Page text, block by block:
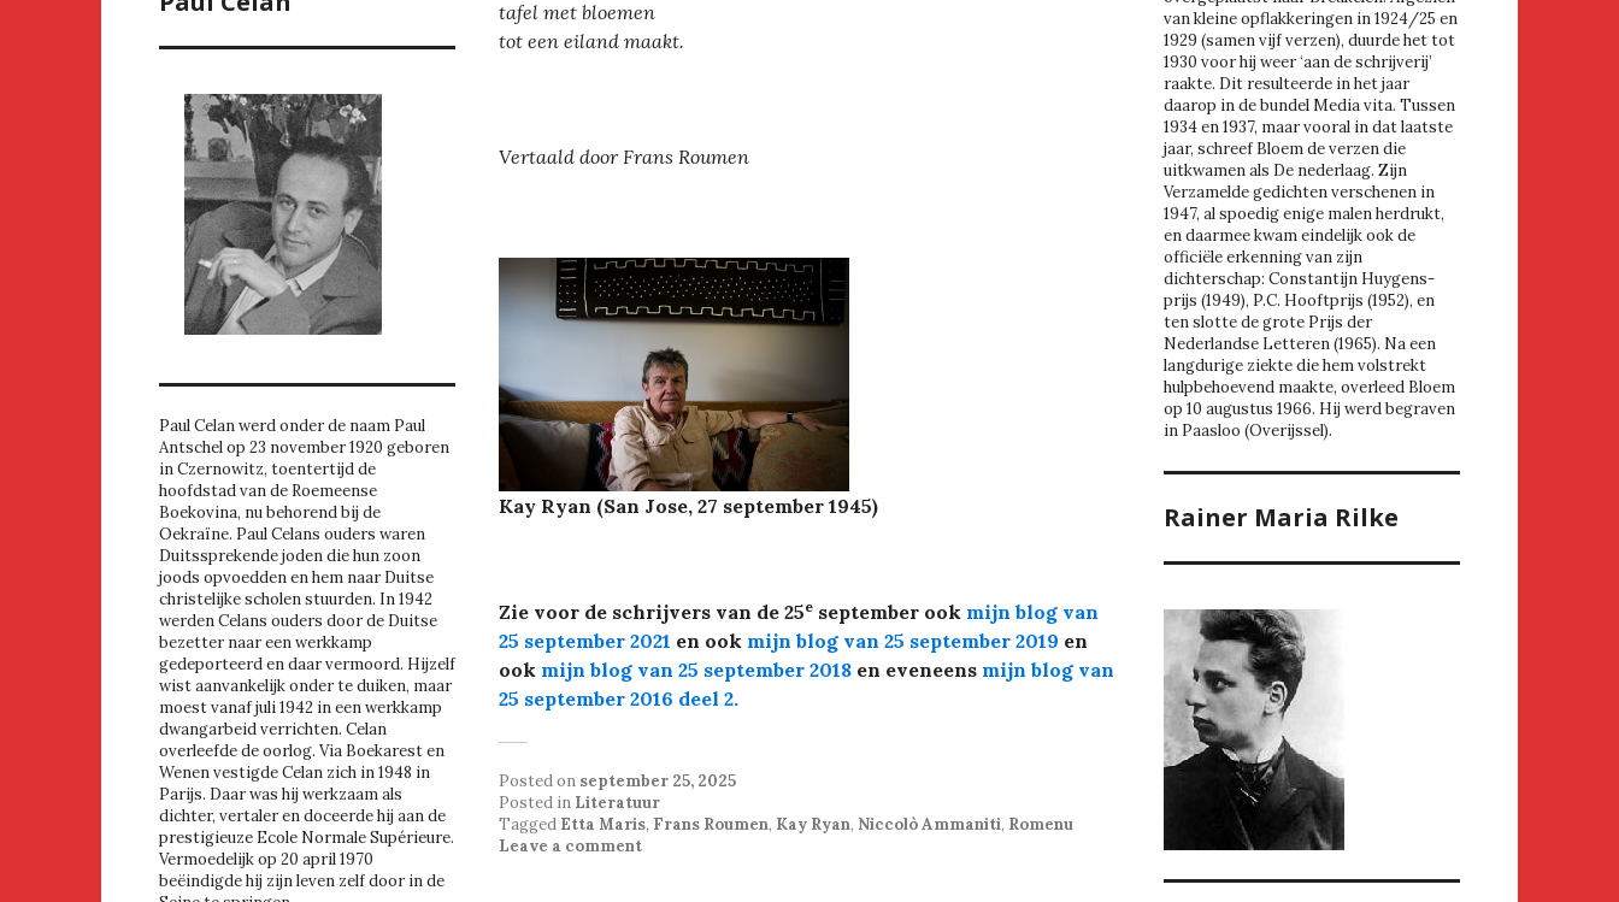
tafel met bloemen
tot een eiland maakt.
Vertaald door Frans Roumen
Kay Ryan (San Jose, 27 september 1945)
Zie voor de schrijvers van de 25e september ook mijn blog van
25 september 2021 en ook mijn blog van 25 september 2019 en
ook mijn blog van 25 september 2018 en eveneens mijn blog van
25 september 2016 deel 2.
Posted on september 25, 2025
Posted in Literatuur
Tagged Etta Maris, Frans Roumen, Kay Ryan, Niccolò Ammaniti, Romenu
Leave a comment
Paul Celan werd onder de naam Paul
Antschel op 23 november 1920 geboren
in Czernowitz, toentertijd de
hoofdstad van de Roemeense
Boekovina, nu behorend bij de
Oekraïne. Paul Celans ouders waren
Duitssprekende joden die hun zoon
joods opvoedden en hem naar Duitse
christelijke scholen stuurden. In 1942
werden Celans ouders door de Duitse
bezetter naar een werkkamp
gedeporteerd en daar vermoord. Hijzelf
wist aanvankelijk onder te duiken, maar
moest vanaf juli 1942 in een werkkamp
dwangarbeid verrichten. Celan
overleefde de oorlog. Via Boekarest en
Wenen vestigde Celan zich in 1948 in
Parijs. Daar was hij werkzaam als
dichter, vertaler en doceerde hij aan de
prestigieuze Ecole Normale Supérieure.
Vermoedelijk op 20 april 1970
beëindigde hij zijn leven zelf door in de
van kleine opflakkeringen in 1924/25 en
1929 (samen vijf verzen), duurde het tot
1930 voor hij weer ‘aan de schrijverij’
raakte. Dit resulteerde in het jaar
daarop in de bundel Media vita. Tussen
1934 en 1937, maar vooral in dat laatste
jaar, schreef Bloem de verzen die
uitkwamen als De nederlaag. Zijn
Verzamelde gedichten verschenen in
1947, al spoedig enige malen herdrukt,
en daarmee kwam eindelijk ook de
officiële erkenning van zijn
dichterschap: Constantijn Huygens-
prijs (1949), P.C. Hooftprijs (1952), en
ten slotte de grote Prijs der
Nederlandse Letteren (1965). Na een
langdurige ziekte die hem volstrekt
hulpbehoevend maakte, overleed Bloem
op 10 augustus 1966. Hij werd begraven
in Paasloo (Overijssel).
Rainer Maria Rilke